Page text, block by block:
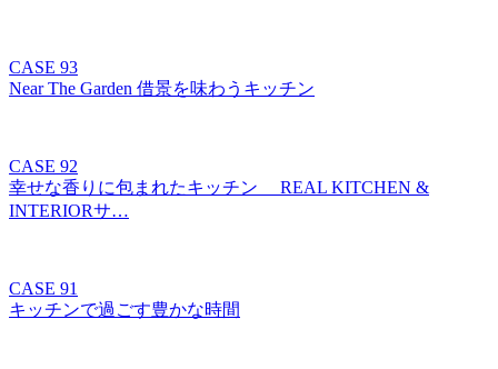
CASE 93
Near The Garden 借景を味わうキッチン
CASE 92
幸せな香りに包まれたキッチン REAL KITCHEN &
INTERIORサ…
CASE 91
キッチンで過ごす豊かな時間